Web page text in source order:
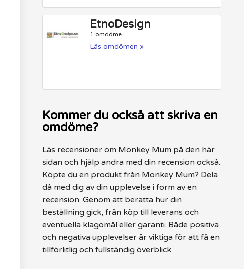
EtnoDesign
1 omdöme
Läs omdömen »
Kommer du också att skriva en
omdöme?
Läs recensioner om Monkey Mum på den här
sidan och hjälp andra med din recension också.
Köpte du en produkt från Monkey Mum? Dela
då med dig av din upplevelse i form av en
recension. Genom att berätta hur din
beställning gick, från köp till leverans och
eventuella klagomål eller garanti. Både positiva
och negativa upplevelser är viktiga för att få en
tillförlitlig och fullständig överblick.